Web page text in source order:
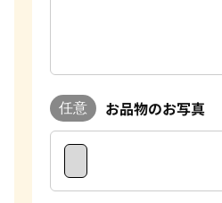
任意 お品物のお写真